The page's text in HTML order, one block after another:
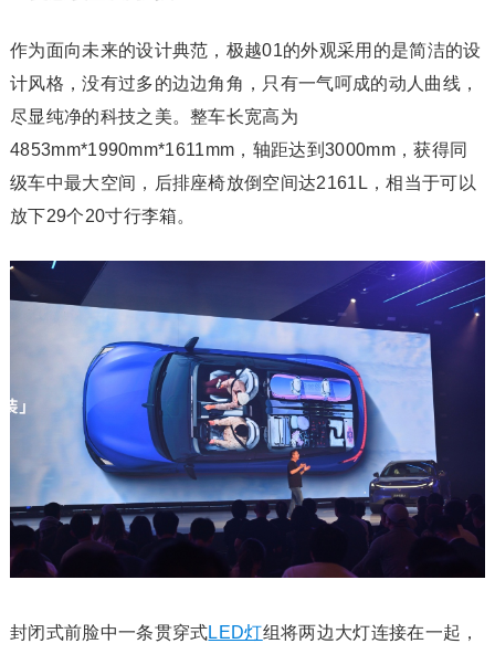
作为面向未来的设计典范，极越01的外观采用的是简洁的设
计风格，没有过多的边边角角，只有一气呵成的动人曲线，
尽显纯净的科技之美。整车长宽高为
4853mm*1990mm*1611mm，轴距达到3000mm，获得同
级车中最大空间，后排座椅放倒空间达2161L，相当于可以
放下29个20寸行李箱。
封闭式前脸中一条贯穿式LED灯组将两边大灯连接在一起，